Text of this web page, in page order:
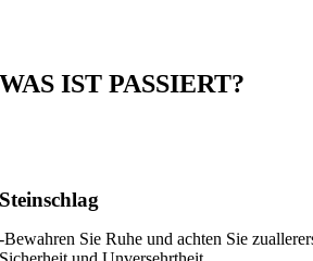
WASIST PASSIERT?
Steinschlag
-Bewahren Sie Ruhe und achten Sie